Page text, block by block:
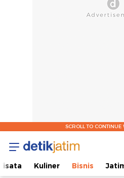
SCROLL TO CONTINUE
Kuliner Bisnis